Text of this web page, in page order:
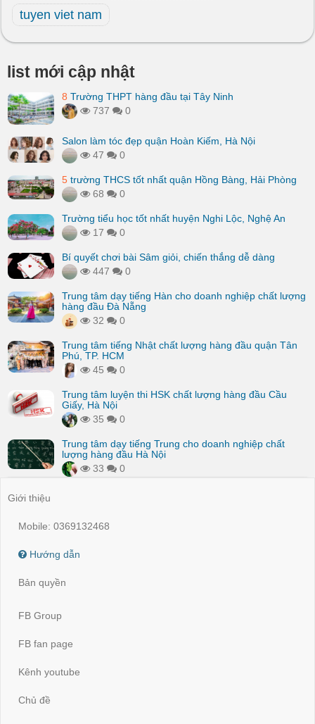
tuyen viet nam
list mới cập nhật
8 Trường THPT hàng đầu tại Tây Ninh
737
0
Salon làm tóc đẹp quận Hoàn Kiếm, Hà Nội
47
0
5 trường THCS tốt nhất quận Hồng Bàng, Hải Phòng
68
0
Trường tiểu học tốt nhất huyện Nghi Lộc, Nghệ An
17
0
Bí quyết chơi bài Sâm giỏi, chiến thắng dễ dàng
447
0
Trung tâm dạy tiếng Hàn cho doanh nghiệp chất lượng
hàng đầu Đà Nẵng
32
0
Trung tâm tiếng Nhật chất lượng hàng đầu quận Tân
Phú, TP. HCM
45
0
Trung tâm luyện thi HSK chất lượng hàng đầu Cầu
Giấy, Hà Nội
35
0
Trung tâm dạy tiếng Trung cho doanh nghiệp chất
lượng hàng đầu Hà Nội
33
0
Giới thiệu
Mobile: 0369132468
Hướng dẫn
Bản quyền
FB Group
FB fan page
Kênh youtube
Chủ đề